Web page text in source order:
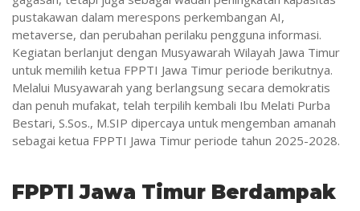
pustakawan dalam merespons perkembangan AI,
metaverse, dan perubahan perilaku pengguna informasi.
Kegiatan berlanjut dengan Musyawarah Wilayah Jawa Timur
untuk memilih ketua FPPTI Jawa Timur periode berikutnya.
Melalui Musyawarah yang berlangsung secara demokratis
dan penuh mufakat, telah terpilih kembali Ibu Melati Purba
Bestari, S.Sos., M.SIP dipercaya untuk mengemban amanah
sebagai ketua FPPTI Jawa Timur periode tahun 2025-2028.
FPPTI Jawa Timur Berdampak